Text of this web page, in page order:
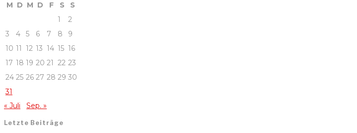
M D M D F S
S
1
2
3
4 5 6 7 8
9
10 11 12 13 14 15 16
17 18 19 20 21 22 23
24 25 26 27 28 29 30
31
« Juli
Sep. »
Letzte Beiträge